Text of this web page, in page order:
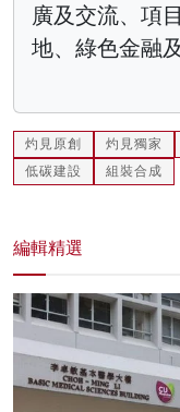
廣及交流、項
地、綠色金融
灼見原創 灼見獨家
低碳建設
組裝合成
編輯精選